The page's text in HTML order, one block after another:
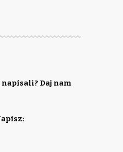
napisali? Daj nam